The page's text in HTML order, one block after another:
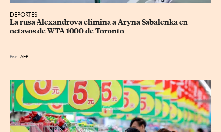
DEPORTES
La rusa Alexandrova elimina a Aryna Sabalenka en
octavos de WTA 1000 de Toronto
Por AFP